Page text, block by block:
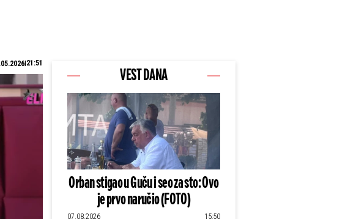
21:51
VEST DANA
Orban stigao u Guču i seo za sto: Ovo
je prvo naručio (FOTO)
07.08.2026 15:50